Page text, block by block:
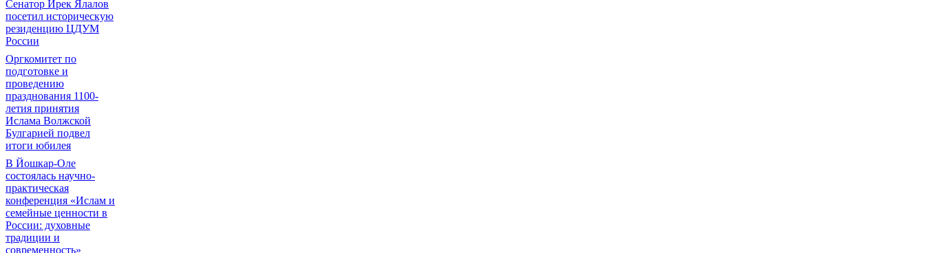
Сенатор Ирек Ялалов
посетил историческую
резиденцию ЦДУМ
России
Оргкомитет по
подготовке и
проведению
празднования 1100-
летия принятия
Ислама Волжской
Булгарией подвел
итоги юбилея
В Йошкар-Оле
состоялась научно-
практическая
конференция «Ислам и
семейные ценности в
России: духовные
традиции и
современность»